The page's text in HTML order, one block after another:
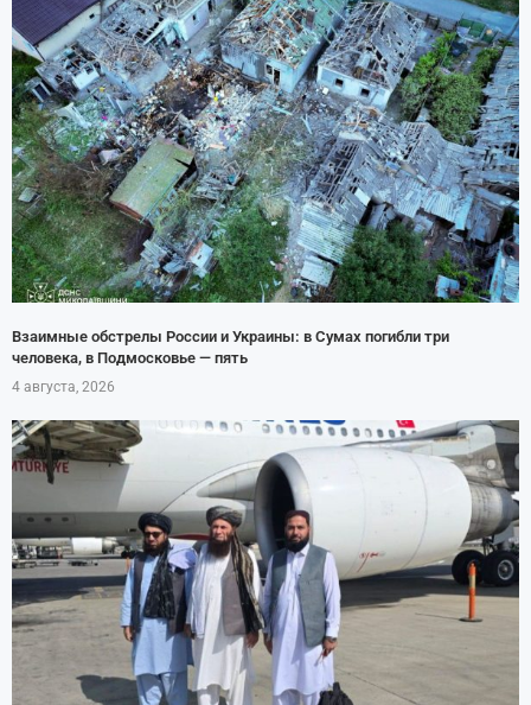
Взаимные обстрелы России и Украины: в Сумах погибли три
человека, в Подмосковье — пять
4 августа, 2026